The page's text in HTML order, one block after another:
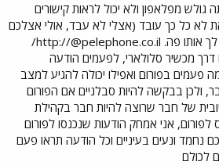
מפלאפון ולא יכול לראות קישורים
לא כל כך עובד (אצלי לא עבד, אולי אצלכם
עובד?), אז אני מביאה לך אותו פה. http://@pelephone.co.il/
מכשיר סלולארי, לפעמים הודעה
בפורום ואפילו יכולה להגיע למצב
דבר, ולכן בבקשה להיות סבלניים אם הפורום
של חבר שרוצה להיות חבר בקהילת
לפורום, אני אמחק הודעות שנכנסו לפורום
נחמד ונעים בעיניים וכל הודעה תראו פעם
לכולם